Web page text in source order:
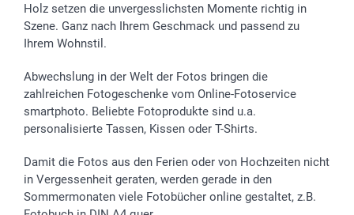
Geschenk-Gutscheine (PDF)
Partnerprogramme
Investor Relations
B2B smartbusiness
Widerrufsrecht
Hochzeit
Geburtstag
Geburt
Zu allen Anlässen
Zahlungsmöglichkeiten
Anmelden /Registrieren
Sitemap
Status der Bestellung
smartfriends
smartgarantie
smartbonus
Holz setzen die unvergesslichsten Momente richtig in
Szene. Ganz nach Ihrem Geschmack und passend zu
Ihrem Wohnstil.
Abwechslung in der Welt der Fotos bringen die
zahlreichen Fotogeschenke vom Online-Fotoservice
smartphoto. Beliebte Fotoprodukte sind u.a.
personalisierte Tassen, Kissen oder T-Shirts.
Damit die Fotos aus den Ferien oder von Hochzeiten nicht
in Vergessenheit geraten, werden gerade in den
Sommermonaten viele Fotobücher online gestaltet, z.B.